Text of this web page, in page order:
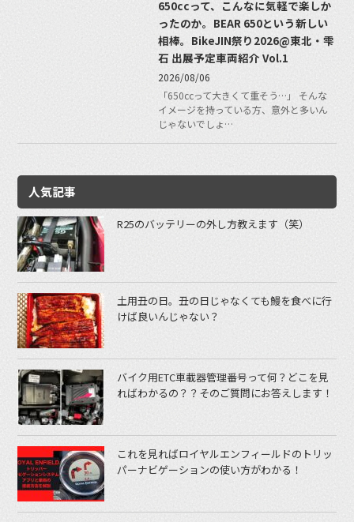
650ccって、こんなに気軽で楽しか
ったのか。BEAR 650という新しい
相棒。BikeJIN祭り2026@東北・雫
石 出展予定車両紹介 Vol.1
2026/08/06
「650ccって大きくて重そう…」 そんな
イメージを持っている方、意外と多いん
じゃないでしょ…
人気記事
R25のバッテリーの外し方教えます（笑）
土用丑の日。丑の日じゃなくても鰻を食べに行
けば良いんじゃない？
バイク用ETC車載器管理番号って何？どこを見
ればわかるの？？そのご質問にお答えします！
これを見ればロイヤルエンフィールドのトリッ
パーナビゲーションの使い方がわかる！